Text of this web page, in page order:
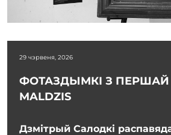
29 чэрвеня, 2026
ФОТАЗДЫМКІ З ПЕРШАЙ
MALDZIS
Дзмітрый Салодкі